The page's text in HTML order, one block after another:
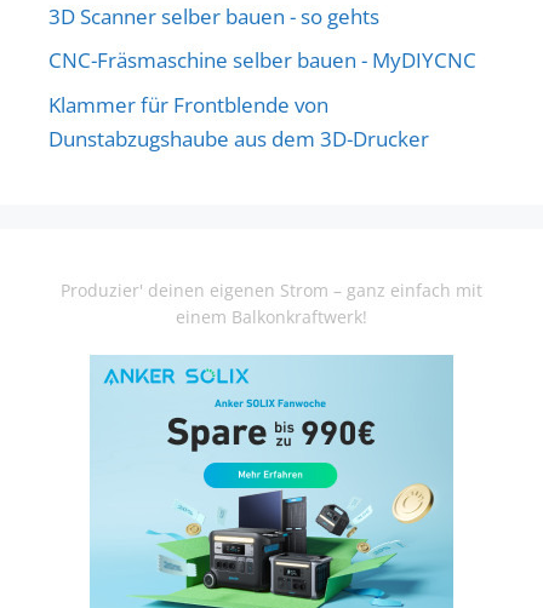
3D Scanner selber bauen - so gehts
CNC-Fräsmaschine selber bauen - MyDIYCNC
Klammer für Frontblende von
Dunstabzugshaube aus dem 3D-Drucker
Produzier' deinen eigenen Strom – ganz einfach mit
einem Balkonkraftwerk!